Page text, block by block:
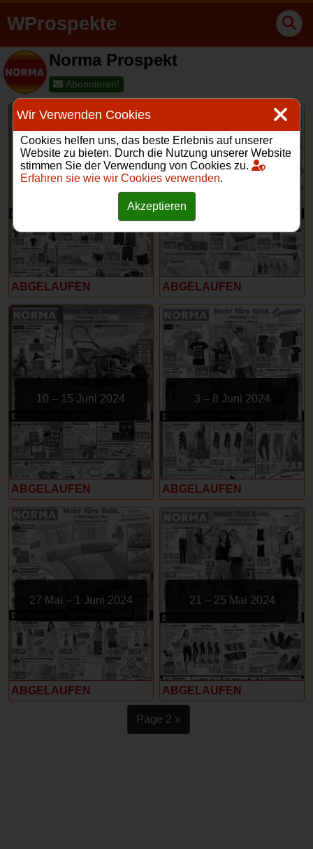
WProspekte
Norma Prospekt
Abonnieren!
24 – 29 Juni 2024
ABGELAUFEN
17 – 22 Juni 2024
ABGELAUFEN
10 – 15 Juni 2024
ABGELAUFEN
3 – 8 Juni 2024
ABGELAUFEN
27 Mai – 1 Juni 2024
ABGELAUFEN
21 – 25 Mai 2024
ABGELAUFEN
Page 2 »
Wir Verwenden Cookies
Cookies helfen uns, das beste Erlebnis auf unserer
Website zu bieten. Durch die Nutzung unserer Website
stimmen Sie der Verwendung von Cookies zu.
Erfahren sie wie wir Cookies verwenden.
Akzeptieren